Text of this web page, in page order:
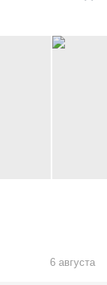
6 августа